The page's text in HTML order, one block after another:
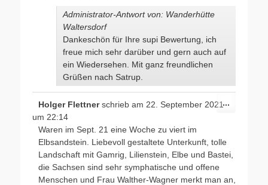
Administrator-Antwort von: Wanderhütte
Waltersdorf
Dankeschön für Ihre supi Bewertung, ich
freue mich sehr darüber und gern auch auf
ein Wiedersehen. Mit ganz freundlichen
Grüßen nach Satrup.
Holger Flettnerschrieb am 22. September 2021
um 22:14
Waren im Sept. 21 eine Woche zu viert im
Elbsandstein. Liebevoll gestaltete Unterkunft, tolle
Landschaft mit Gamrig, Lilienstein, Elbe und Bastei,
die Sachsen sind sehr symphatische und offene
Menschen und Frau Walther-Wagner merkt man an,
...